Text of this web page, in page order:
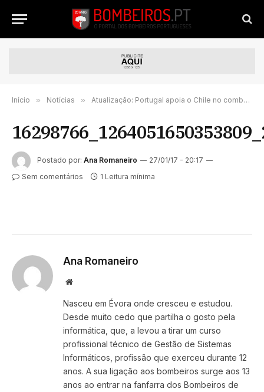
Início » Notícias » Atualização: Portugal apoia o Chile no combate aos incêndios florestais
Postado por: Ana Romaneiro
27/01/17 - 20:17
Sem comentários
1 Leitura mínima
Ana Romaneiro
Website
Nasceu em Évora onde cresceu e estudou.
Desde muito cedo que partilha o gosto pela
informática, que, a levou a tirar um curso
profissional técnico de Gestão de Sistemas
Informáticos, profissão que exerceu durante 12
anos. A sua ligação aos bombeiros surge aos 13
anos ao entrar na fanfarra dos Bombeiros de